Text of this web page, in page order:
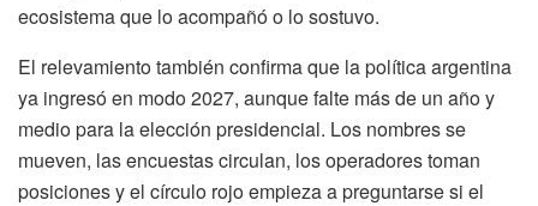
ecosistema que lo acompañó o lo sostuvo.
El relevamiento también confirma que la política argentina
ya ingresó en modo 2027, aunque falte más de un año y
medio para la elección presidencial. Los nombres se
mueven, las encuestas circulan, los operadores toman
posiciones y el círculo rojo empieza a preguntarse si el